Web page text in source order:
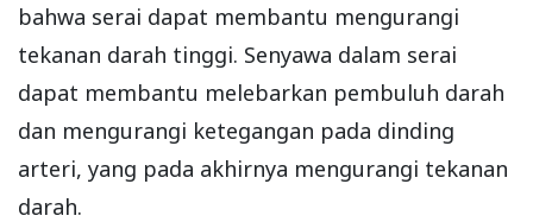
bahwa serai dapat membantu mengurangi
tekanan darah tinggi. Senyawa dalam serai
dapat membantu melebarkan pembuluh darah
dan mengurangi ketegangan pada dinding
arteri, yang pada akhirnya mengurangi tekanan
darah.